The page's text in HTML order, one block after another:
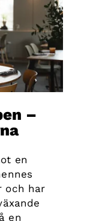
–
en
och har
en